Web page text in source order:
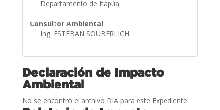
Departamento de Itapúa.
Consultor Ambiental
Ing. ESTEBAN SOUBERLICH.
Declaración de Impacto
Ambiental
No se encontró el archivo DIA para este Expediente.